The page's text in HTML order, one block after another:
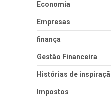
Economia
Empresas
finança
Gestão Financeira
Histórias de
Impostos